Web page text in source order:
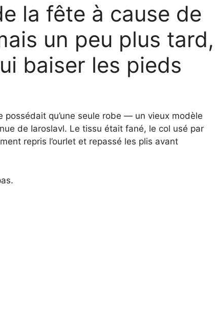
la fête à cause de
un peu plus tard,
baiser les pieds
possédait qu’une seule robe — un vieux modèle
de Iaroslavl. Le tissu était fané, le col usé par
repris l’ourlet et repassé les plis avant